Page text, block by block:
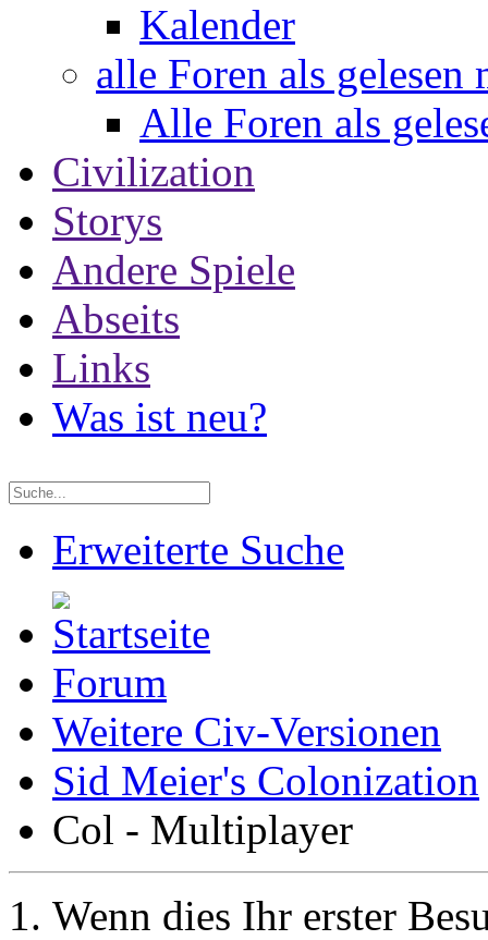
Kalender
alle Foren als gelesen
Alle Foren als
Civilization
Storys
Andere Spiele
Abseits
Links
Was ist neu?
Erweiterte Suche
Forum
Weitere Civ-Versionen
Sid Meier's Colonization
Col - Multiplayer
Wenn dies Ihr erster